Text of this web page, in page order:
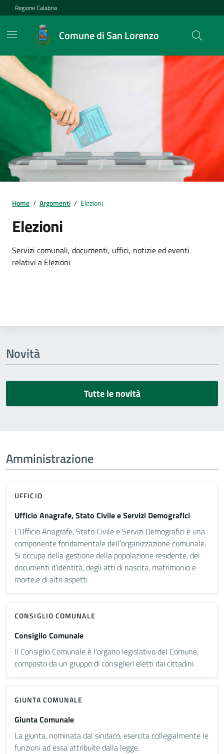
Vai ai contenuti
Vai al footer
Regione Calabria
Comune di San Lorenzo
Home / Argomenti / Elezioni
Elezioni
Dettagli dell'argomento
Servizi comunali, documenti, uffici, notizie ed eventi
relativi a Elezioni
Novità
Tutte le novità
Amministrazione
UFFICIO
Ufficio Anagrafe, Stato Civile e Servizi Demografici
L’Ufficio Anagrafe, Stato Civile e Servizi Demografici è una
componente fondamentale dell’organizzazione comunale.
Si occupa della gestione della popolazione residente, dei
documenti d’identità, degli atti di nascita, matrimonio e
morte,e di altri aspetti
CONSIGLIO COMUNALE
Consiglio Comunale
Il Consiglio Comunale è l'organo legislativo del Comune,
composto da un gruppo di consiglieri eletti dai cittadini.
GIUNTA COMUNALE
Giunta Comunale
La giunta, nominata dal sindaco, esercita collegialmente le
funzioni ad essa attribuite dalla legge.